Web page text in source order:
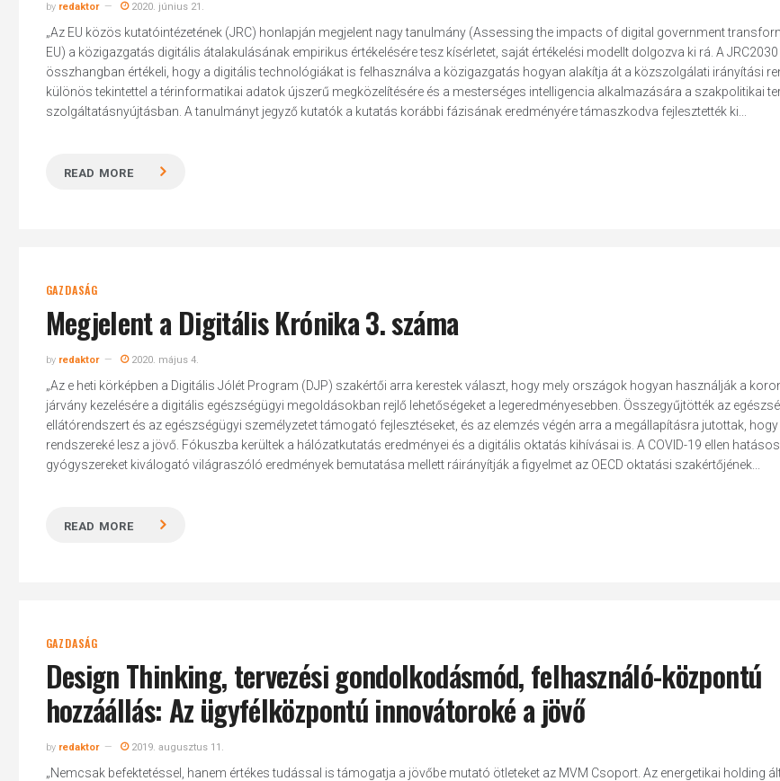
by redaktor 2020. június 21.
„Az EU közös kutatóintézetének (JRC) honlapján megjelent nagy tanulmány (Assessing the impacts of digital government
EU) a közigazgatás digitális átalakulásának empirikus értékelésére tesz kísérletet, saját értékelési modellt dolgozva ki rá. A JRC2030
összhangban értékeli, hogy a digitális technológiákat is felhasználva a közigazgatás hogyan alakítja át a közszolgálati irányítási
különös tekintettel a térinformatikai adatok újszerű megközelítésére és a mesterséges intelligencia alkalmazására a szakpolitikai
szolgáltatásnyújtásban. A tanulmányt jegyző kutatók a kutatás korábbi fázisának eredményére támaszkodva fejlesztették ki...
READ MORE
GAZDASÁG
Megjelent a Digitális Krónika 3. száma
by redaktor 2020. május 4.
„Az e heti körképben a Digitális Jólét Program (DJP) szakértői arra kerestek választ, hogy mely országok hogyan használják a
járvány kezelésére a digitális egészségügyi megoldásokban rejlő lehetőségeket a legeredményesebben. Összegyűjtötték az
ellátórendszert és az egészségügyi személyzetet támogató fejlesztéseket, és az elemzés végén arra a megállapításra jutottak,
rendszereké lesz a jövő. Fókuszba kerültek a hálózatkutatás eredményei és a digitális oktatás kihívásai is. A COVID-19 ellen hatásos
gyógyszereket kiválogató világraszóló eredmények bemutatása mellett ráirányítják a figyelmet az OECD oktatási szakértőjének...
READ MORE
GAZDASÁG
Design Thinking, tervezési gondolkodásmód, felhasználó-központú
hozzáállás: Az ügyfélközpontú innovátoroké a jövő
by redaktor 2019. augusztus 11.
„Nemcsak befektetéssel, hanem értékes tudással is támogatja a jövőbe mutató ötleteket az MVM Csoport. Az energetikai holding